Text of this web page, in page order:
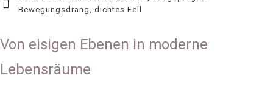
Bewegungsdrang, dichtes Fell
Von eisigen Ebenen in moderne
Lebensräume